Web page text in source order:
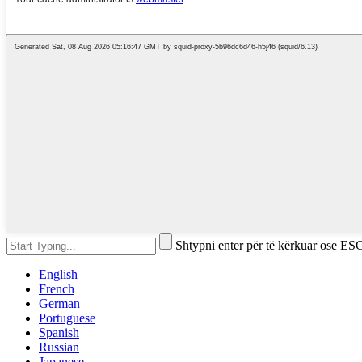
Shtypni enter për të kërkuar ose
English
French
German
Portuguese
Spanish
Russian